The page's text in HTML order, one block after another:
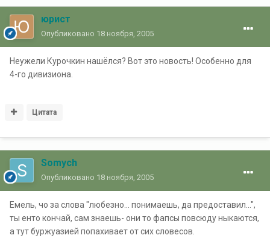
юрист
Опубликовано 18 ноября, 2005
Неужели Курочкин нашёлся? Вот это новость! Особенно для
4-го дивизиона.
Цитата
Somych
Опубликовано 18 ноября, 2005
Емель, чо за слова "любезно... понимаешь, да предоставил...",
ты енто кончай, сам знаешь- они то фапсы повсюду ныкаются,
а тут буржуазией попахивает от сих словесов.